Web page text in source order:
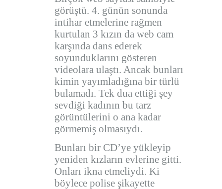
görüştü. 4. günün sonunda
intihar etmelerine rağmen
kurtulan 3 kızın da web cam
karşında dans ederek
soyunduklarını gösteren
videolara ulaştı. Ancak bunları
kimin yayımladığına bir türlü
bulamadı. Tek dua ettiği şey
sevdiği kadının bu tarz
görüntülerini o ana kadar
görmemiş olmasıydı.
Bunları bir CD’ye yükleyip
yeniden kızların evlerine gitti.
Onları ikna etmeliydi. Ki
böylece polise şikayette